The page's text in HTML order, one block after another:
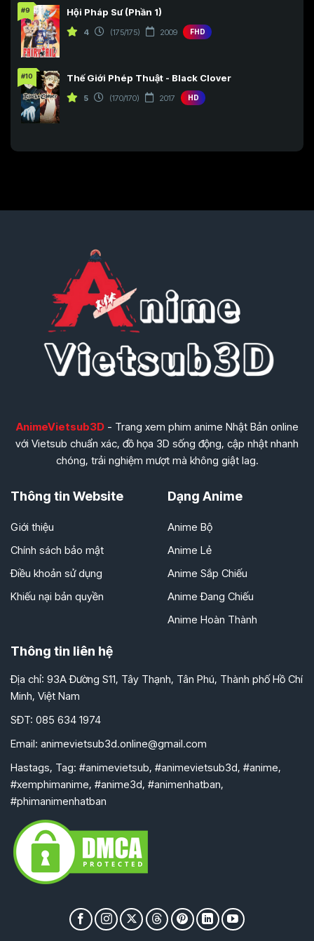
#9 Hội Pháp Sư (Phần 1)
4 (175/175) 2009 FHD
#10 Thế Giới Phép Thuật - Black Clover
5 (170/170) 2017 HD
AnimeVietsub3D- Trang xem phim anime Nhật Bản online
với Vietsub chuẩn xác, đồ họa 3D sống động, cập nhật nhanh
chóng, trải nghiệm mượt mà không giật lag.
Thông tin Website
Giới thiệu
Chính sách bảo mật
Điều khoản sử dụng
Khiếu nại bản quyền
Dạng Anime
Anime Bộ
Anime Lẻ
Anime Sắp Chiếu
Anime Đang Chiếu
Anime Hoàn Thành
Thông tin liên hệ
Địa chỉ: 93A Đường S11, Tây Thạnh, Tân Phú, Thành phố Hồ Chí
Minh, Việt Nam
SĐT: 085 634 1974
Email: animevietsub3d.online@gmail.com
Hastags, Tag: #animevietsub, #animevietsub3d, #anime,
#xemphimanime, #anime3d, #animenhatban,
#phimanimenhatban